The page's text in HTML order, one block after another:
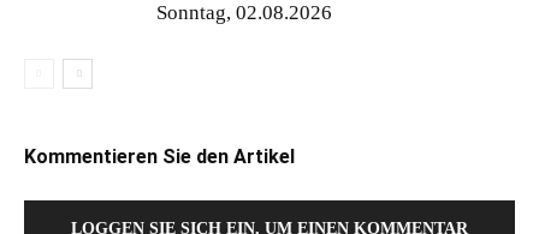
Sonntag, 02.08.2026
Kommentieren Sie den Artikel
LOGGEN SIE SICH EIN, UM EINEN KOMMENTAR